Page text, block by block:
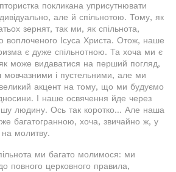
покликана уприсутнювати
але й спільнотою. Тому, як
зернят, так ми, як спільнота,
воплоченого Ісуса Христа. Отож, наше
є дуже спільнотною. Та хоча ми є
може видаватися на перший погляд,
і пустельними, але ми
акцент на тому, що ми будуємо
І наше освячення йде через
людину. Ось так коротко... Але наша
багатогранною, хоча, звичайно ж, у
молитву.
ми багато молимося: ми
повного церковного правила,